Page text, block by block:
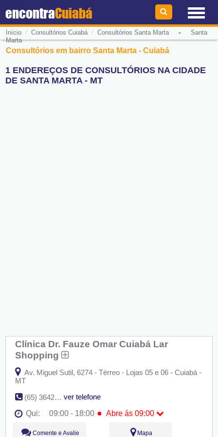
encontraCuiabá
Início / Consultórios Cuiabá/ Consultórios Santa Marta- Santa
Marta
Consultórios em bairro Santa Marta - Cuiabá
1 ENDEREÇOS DE CONSULTÓRIOS NA CIDADE
DE SANTA MARTA - MT
Clínica Dr. Fauze Omar Cuiabá Lar
Shopping
Av. Miguel Sutil, 6274 - Térreo - Lojas 05 e 06 - Cuiabá -
MT
(65) 3642-4000
ver telefone
Qui:
09:00 - 18:00 ● Abre ás 09:00
Seg:
Ter:
09:00 - 18:00
Comente e Avalie Mapa